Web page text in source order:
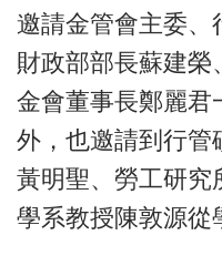
邀請金管會主委、
財政部部長蘇建榮
金會董事長鄭麗君
外，也邀請到行管
黃明聖、勞工研究
學系教授陳敦源從